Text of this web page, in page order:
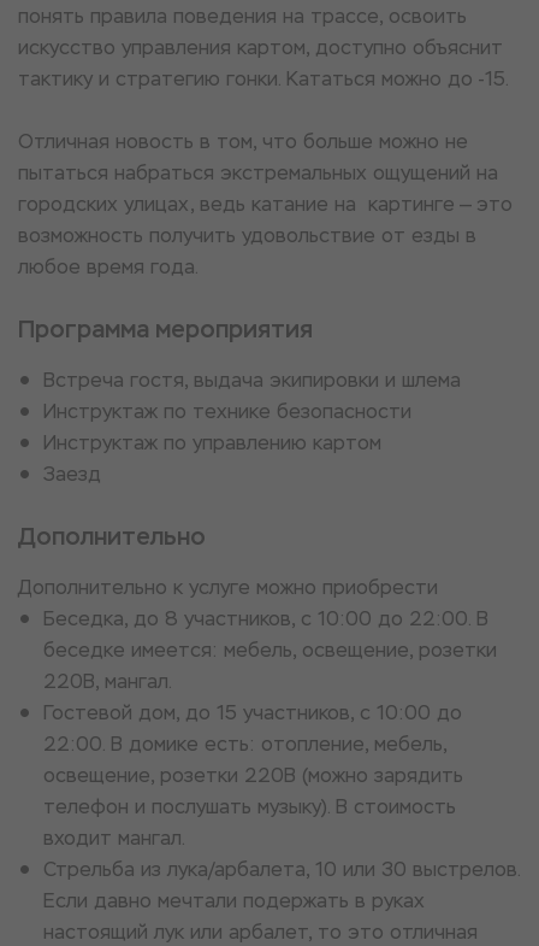
понять правила поведения на трассе, освоить
искусство управления картом, доступно объяснит
тактику и стратегию гонки. Кататься можно до -15.
Отличная новость в том, что больше можно не
пытаться набраться экстремальных ощущений на
городских улицах, ведь катание на картинге — это
возможность получить удовольствие от езды в
любое время года.
Программа мероприятия
Встреча гостя, выдача экипировки и шлема
Инструктаж по технике безопасности
Инструктаж по управлению картом
Заезд
Дополнительно
Дополнительно к услуге можно приобрести
Беседка, до 8 участников, с 10:00 до 22:00. В
беседке имеется: мебель, освещение, розетки
220В, мангал.
Гостевой дом, до 15 участников, с 10:00 до
22:00. В домике есть: отопление, мебель,
освещение, розетки 220В (можно зарядить
телефон и послушать музыку). В стоимость
входит мангал.
Стрельба из лука/арбалета, 10 или 30 выстрелов.
Если давно мечтали подержать в руках
настоящий лук или арбалет, то это отличная